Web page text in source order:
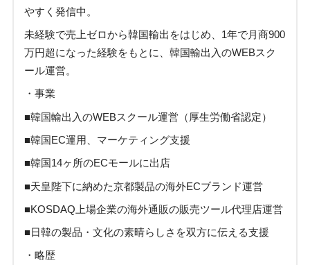
やすく発信中。
未経験で売上ゼロから韓国輸出をはじめ、1年で月商900
万円超になった経験をもとに、韓国輸出入のWEBスク
ール運営。
・事業
■韓国輸出入のWEBスクール運営（厚生労働省認定）
■韓国EC運用、マーケティング支援
■韓国14ヶ所のECモールに出店
■天皇陛下に納めた京都製品の海外ECブランド運営
■KOSDAQ上場企業の海外通販の販売ツール代理店運営
■日韓の製品・文化の素晴らしさを双方に伝える支援
・略歴